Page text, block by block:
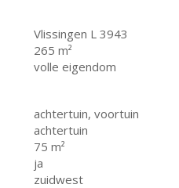
Vlissingen L 3943
265 m²
volle eigendom
achtertuin, voortuin
achtertuin
75 m²
ja
zuidwest